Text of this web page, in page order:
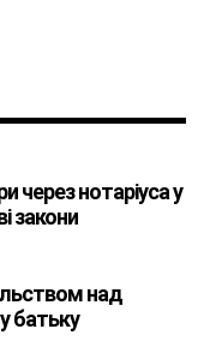
через нотаріуса у
закони
над
батьку